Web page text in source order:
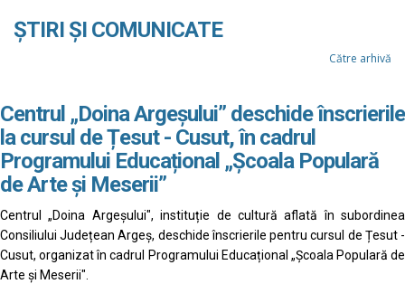
ȘTIRI ȘI COMUNICATE
Către arhivă
Centrul „Doina Argeșului” deschide înscrierile
la cursul de Țesut - Cusut, în cadrul
Programului Educațional „Școala Populară
de Arte și Meserii”
Centrul „Doina Argeșului", instituție de cultură aflată în subordinea
Consiliului Județean Argeș, deschide înscrierile pentru cursul de Țesut -
Cusut, organizat în cadrul Programului Educațional „Școala Populară de
Arte și Meserii".